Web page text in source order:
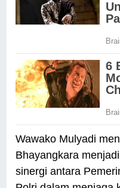
Wawako Mulyadi
Bhayangkara
sinergi antara